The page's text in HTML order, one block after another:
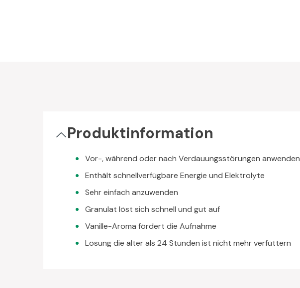
Produktinformation
Vor-, während oder nach Verdauungsstörungen anwenden
Enthält schnellverfügbare Energie und Elektrolyte
Sehr einfach anzuwenden
Granulat löst sich schnell und gut auf
Vanille-Aroma fördert die Aufnahme
Lösung die älter als 24 Stunden ist nicht mehr verfüttern